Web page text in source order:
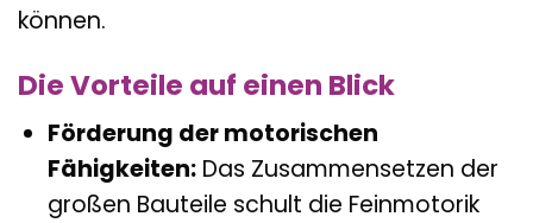
können.
Die Vorteile auf einen Blick
Förderung der motorischen
Fähigkeiten:Das Zusammensetzen der
großen Bauteile schult die Feinmotorik